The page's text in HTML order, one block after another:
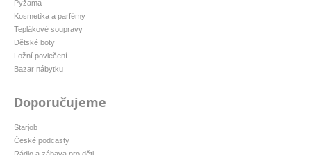
Pyžama
Kosmetika a parfémy
Teplákové soupravy
Dětské boty
Ložní povlečení
Bazar nábytku
Doporučujeme
Starjob
České podcasty